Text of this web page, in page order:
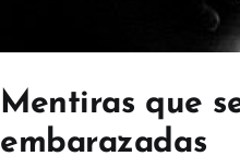
Mentiras que
embarazadas